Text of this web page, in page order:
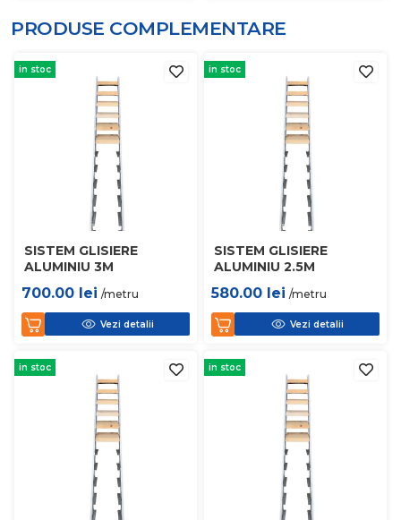
PRODUSE COMPLEMENTARE
in stoc
SISTEM GLISIERE
ALUMINIU 3M
700.00 lei /metru
Vezi detalii
in stoc
SISTEM GLISIERE
ALUMINIU 2.5M
580.00 lei /metru
Vezi detalii
in stoc in stoc